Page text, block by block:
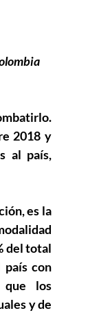
2018 y
al país,
es la
del total
país con
que los
y de